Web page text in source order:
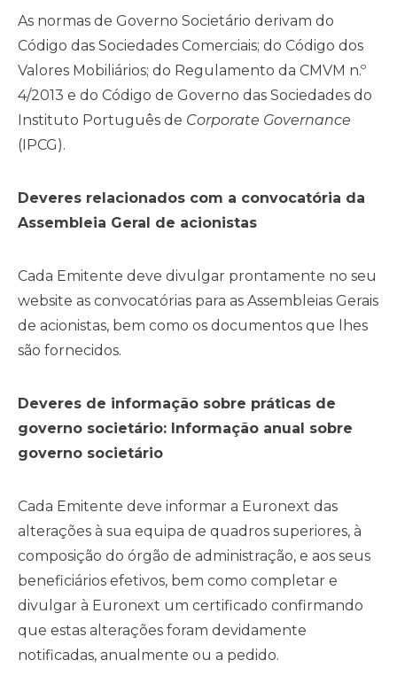
As normas de Governo Societário derivam do
Código das Sociedades Comerciais; do Código dos
Valores Mobiliários; do Regulamento da CMVM n.º
4/2013 e do Código de Governo das Sociedades do
Instituto Português de Corporate Governance
(IPCG).
Deveres relacionados com a convocatória da
Assembleia Geral de acionistas
Cada Emitente deve divulgar prontamente no seu
website as convocatórias para as Assembleias Gerais
de acionistas, bem como os documentos que lhes
são fornecidos.
Deveres de informação sobre práticas de
governo societário: Informação anual sobre
governo societário
Cada Emitente deve informar a Euronext das
alterações à sua equipa de quadros superiores, à
composição do órgão de administração, e aos seus
beneficiários efetivos, bem como completar e
divulgar à Euronext um certificado confirmando
que estas alterações foram devidamente
notificadas, anualmente ou a pedido.